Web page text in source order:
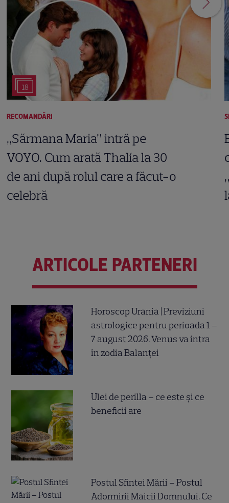
18
RECOMANDĂRI
„Sărmana Maria” intră pe
VOYO. Cum arată Thalía la 30
de ani după rolul care a făcut-o
celebră
ARTICOLE PARTENERI
Horoscop Urania | Previziuni
astrologice pentru perioada 1 –
7 august 2026. Venus va intra
în zodia Balanței
Ulei de perilla – ce este și ce
beneficii are
Postul Sfintei Mării – Postul
Adormirii Maicii Domnului. Ce